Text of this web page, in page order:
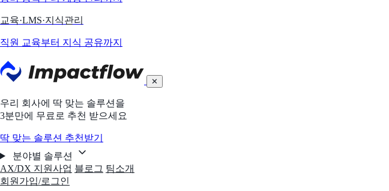
교육·LMS·지식관리
직원 교육부터 지식 공유까지
✕
우리 회사에 딱 맞는 솔루션을
3분만에 무료로 추천 받으세요
딱 맞는 솔루션 추천받기
분야별 솔루션
AX/DX 지원사업 블로그 팀소개
회원가입/로그인